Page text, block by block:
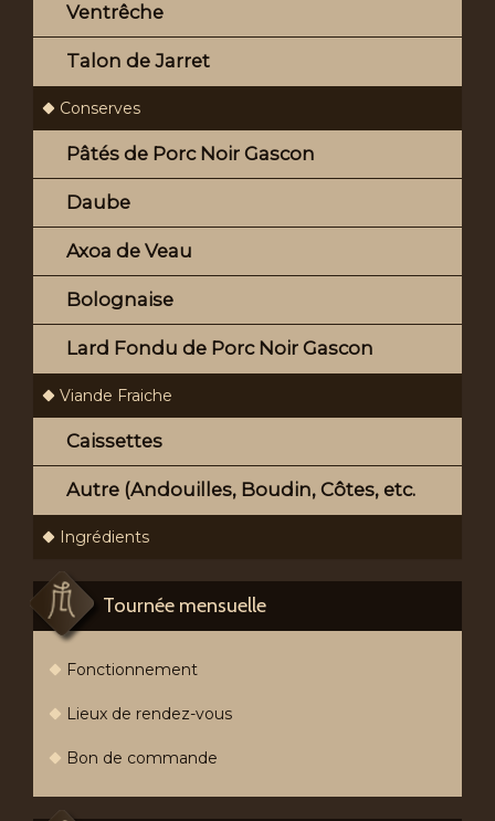
Ventrêche
Talon de Jarret
Conserves
Pâtés de Porc Noir Gascon
Daube
Axoa de Veau
Bolognaise
Lard Fondu de Porc Noir Gascon
Viande Fraiche
Caissettes
Autre (Andouilles, Boudin, Côtes, etc.
Ingrédients
Tournée mensuelle
Fonctionnement
Lieux de rendez-vous
Bon de commande